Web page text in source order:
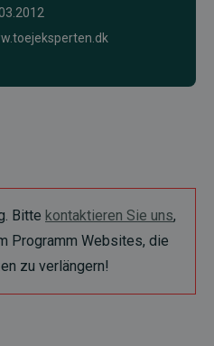
Bitte kontaktieren Sie uns,
Programm Websites, die
zu verlängern!